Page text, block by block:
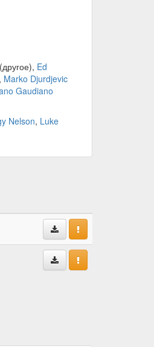
Ed
Marko Djurdjevic
Gaudiano
Nelson, Luke